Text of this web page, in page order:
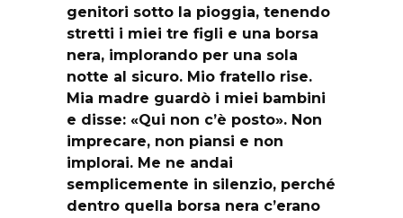
genitori sotto la pioggia, tenendo
stretti i miei tre figli e una borsa
nera, implorando per una sola
notte al sicuro. Mio fratello rise.
Mia madre guardò i miei bambini
e disse: «Qui non c’è posto». Non
imprecare, non piansi e non
implorai. Me ne andai
semplicemente in silenzio, perché
dentro quella borsa nera c’erano